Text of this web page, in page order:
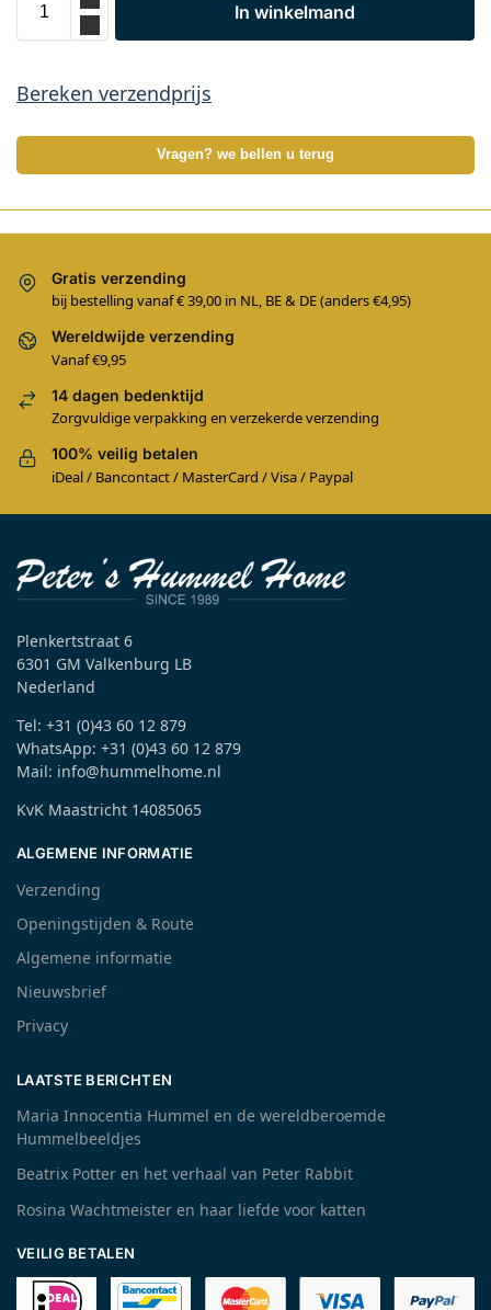
In winkelmand
Bereken verzendprijs
Vragen? we bellen u terug
Gratis verzending
bij bestelling vanaf € 39,00 in NL, BE & DE (anders €4,95)
Wereldwijde verzending
Vanaf €9,95
14 dagen bedenktijd
Zorgvuldige verpakking en verzekerde verzending
100% veilig betalen
iDeal / Bancontact / MasterCard / Visa / Paypal
Plenkertstraat 6
6301 GM Valkenburg LB
Nederland
Tel: +31 (0)43 60 12 879
WhatsApp: +31 (0)43 60 12 879
Mail: info@hummelhome.nl
KvK Maastricht 14085065
ALGEMENE INFORMATIE
Verzending
Openingstijden & Route
Algemene informatie
Nieuwsbrief
Privacy
LAATSTE BERICHTEN
Maria Innocentia Hummel en de wereldberoemde
Hummelbeeldjes
Beatrix Potter en het verhaal van Peter Rabbit
Rosina Wachtmeister en haar liefde voor katten
VEILIG BETALEN